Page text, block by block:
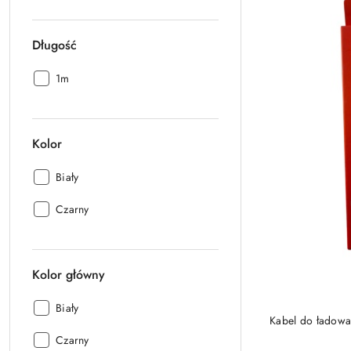
Długość
Długość:
1m
Kolor
Kolor:
Biały
Kolor:
Czarny
Kolor główny
Kolor
Biały
Kolor
Czarny
Kabel do